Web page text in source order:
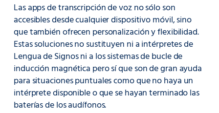
Las apps de transcripción de voz no sólo son
accesibles desde cualquier dispositivo móvil, sino
que también ofrecen personalización y flexibilidad.
Estas soluciones no sustituyen ni a intérpretes de
Lengua de Signos ni a los sistemas de bucle de
inducción magnética pero sí que son de gran ayuda
para situaciones puntuales como que no haya un
intérprete disponible o que se hayan terminado las
baterías de los audífonos.